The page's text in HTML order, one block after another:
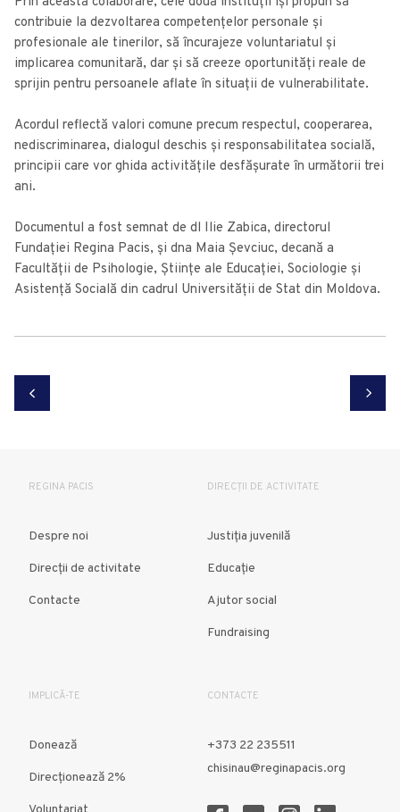
contribuie la dezvoltarea competențelor personale și
profesionale ale tinerilor, să încurajeze voluntariatul și
implicarea comunitară, dar și să creeze oportunități reale de
sprijin pentru persoanele aflate în situații de vulnerabilitate.
Acordul reflectă valori comune precum respectul, cooperarea,
nediscriminarea, dialogul deschis și responsabilitatea socială,
principii care vor ghida activitățile desfășurate în următorii trei
ani.
Documentul a fost semnat de dl Ilie Zabica, directorul
Fundației Regina Pacis, și dna Maia Șevciuc, decană a
Facultății de Psihologie, Științe ale Educației, Sociologie și
Asistență Socială din cadrul Universității de Stat din Moldova.
REGINA PACIS
Despre noi
Direcții de activitate
Contacte
DIRECȚII DE ACTIVITATE
Justiția juvenilă
Educație
Ajutor social
Fundraising
IMPLICĂ-TE
Donează
Direcţionează 2%
CONTACTE
+373 22 235511
chisinau@reginapacis.org